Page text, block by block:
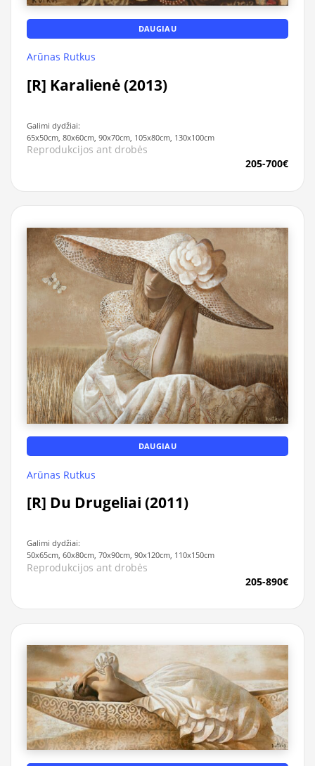
DAUGIAU
Arūnas Rutkus
[R] Karalienė (2013)
Galimi dydžiai:
65x50cm, 80x60cm, 90x70cm, 105x80cm, 130x100cm
Reprodukcijos ant drobės
205-700€
DAUGIAU
Arūnas Rutkus
[R] Du Drugeliai (2011)
Galimi dydžiai:
50x65cm, 60x80cm, 70x90cm, 90x120cm, 110x150cm
Reprodukcijos ant drobės
205-890€